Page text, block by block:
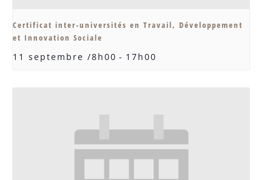
Certificat inter-universités en Travail, Développement
et Innovation Sociale
11 septembre /8h00 - 17h00